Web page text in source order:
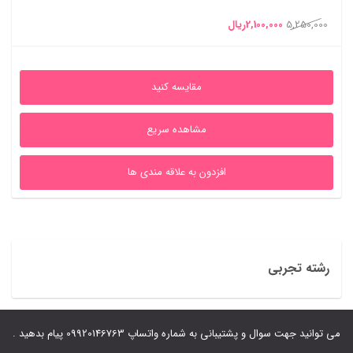
5,250,000 قیمت
5,250,000ریال
2,100,000ریال
2,100,000ریال
مقایسه کنید
مشاهده سریع
افزدون به علاقه مندی ها
رشته تجربی
می توانید جهت سوال و پشتیبانی به شماره واتساپ 09920146763 پیام بدهید .